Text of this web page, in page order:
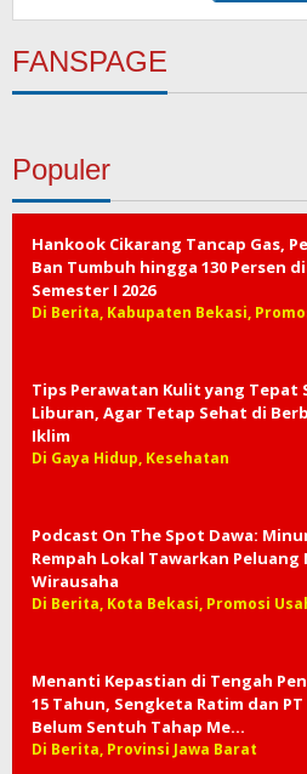
FANSPAGE
Populer
Hankook Cikarang Tancap Gas,
Ban Tumbuh hingga 130 Persen di
Semester I 2026
Di Berita, Kabupaten Bekasi,
Tips Perawatan Kulit yang Tepat
Liburan, Agar Tetap Sehat di
Iklim
Di Gaya Hidup, Kesehatan
Podcast On The Spot Dawa:
Rempah Lokal Tawarkan Peluang
Wirausaha
Di Berita, Kota Bekasi, Promosi
Menanti Kepastian di Tengah
15 Tahun, Sengketa Ratim dan PT
Belum Sentuh Tahap Me…
Di Berita, Provinsi Jawa Barat